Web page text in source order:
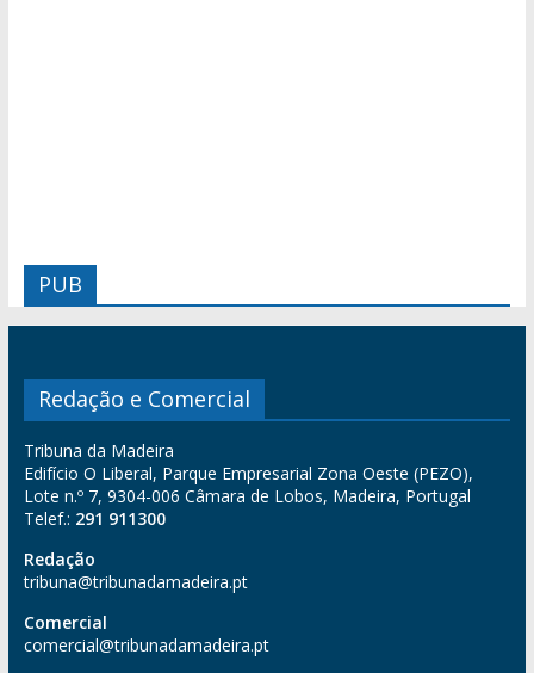
PUB
Redação e Comercial
Tribuna da Madeira
Edifício O Liberal, Parque Empresarial Zona Oeste (PEZO),
Lote n.º 7, 9304-006 Câmara de Lobos, Madeira, Portugal
Telef.: 291 911300
Redação
tribuna@tribunadamadeira.pt
Comercial
comercial@tribunadamadeira.pt